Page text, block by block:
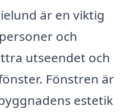
är en viktig
och
utseendet och
Fönstren är
estetik